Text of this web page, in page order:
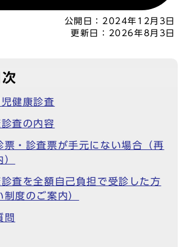
公開日： 2024年12月3日
更新日：
2026年8月3日
健康診査
査の内容
票・診査票が手元にない場合（再
査を全額自己負担で受診した方
度のご案内）
問